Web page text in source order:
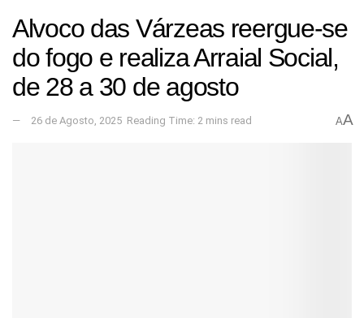
Alvoco das Várzeas reergue-se
do fogo e realiza Arraial Social,
de 28 a 30 de agosto
26 de Agosto, 2025 Reading Time: 2 mins read AA